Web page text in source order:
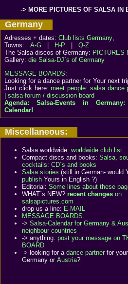
-> MORE PICTURES OF SALSA IN
Germany
Adresses + dates: Club lists Germany,
Towns: A-G H-P
Q-Z
The Salsa discos of Germany: PICTURES !
Gallery: die Salsa-DJ´s of Germany
MESSAGE BOARDS:
Looking for a dance partner for Your next
Just click here:meet people: salsa dance
salsa-forum / discussion board
Agenda: Salsa-Events in
Calendar!
Miscellaneous:
Salsa worldwide: worldwide club list
Compact discs and books: Salsa,
cocktails: CD´s and books
Salsa stories (still in German- would
publish Yours in English ?)
Editorial: Some lines about these
WHAT´s NEW? recent changes on
salsapictures.com
drop us a line: E-MAIL
MESSAGE BOARDS:
-> Salsa-Calendar for Germany &
neighbour countries
-> anything: post your message on
BOARD
-> looking for a dance partnerfor
Germany or Austria?